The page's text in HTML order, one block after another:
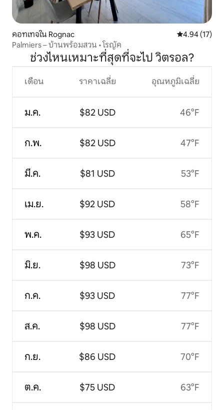
คอทเทจใน Rognac คะแนนเฉลี่ย
4.94 (17)
Palmiers – บ้านพร้อมสวน • โรญัค
ช่วงไหนเหมาะที่สุดที่จะไป วิตรอล?
เดือน
ม.ค.
ก.พ.
มี.ค.
เม.ย.
พ.ค.
มิ.ย.
ก.ค.
ส.ค.
ก.ย.
ต.ค.
ราคาเฉลี่ย
$82 USD
$82 USD
$81 USD
$92 USD
$93 USD
$98 USD
$93 USD
$98 USD
$86 USD
$75 USD
อุณหภูมิเฉลี่ย
46°F
47°F
53°F
58°F
65°F
73°F
77°F
77°F
70°F
63°F